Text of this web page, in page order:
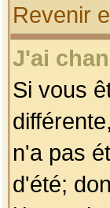
Revenir
J'ai
Si vous
n'a pas
d'été;